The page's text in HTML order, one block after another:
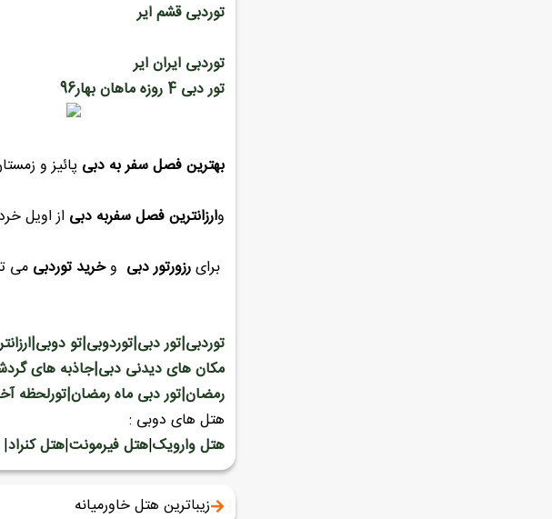
توردبی قشم ایر
توردبی ایران ایر
تور دبی 4 روزه ماهان بهار96
بهترین فصل سفر به دبی پائیز و
وارزانترین فصل سفربه دبی از اویل
برایرزورتور دبی وخرید توردبی می توانید با شماره
توردبی|تور دبی|توردوبی|تو
رمضان|تور دبی ماه رمضان|تورلحظه
هتل های دوبی :
هتل وارویک|هتل فیرمونت|هتل کنراد|
زیباترین هتل خاورمیانه